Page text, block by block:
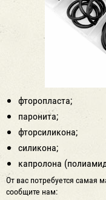
фторопласта;
паронита;
фторсиликона;
силикона;
капролона
От вас потребуется самая
сообщите нам: